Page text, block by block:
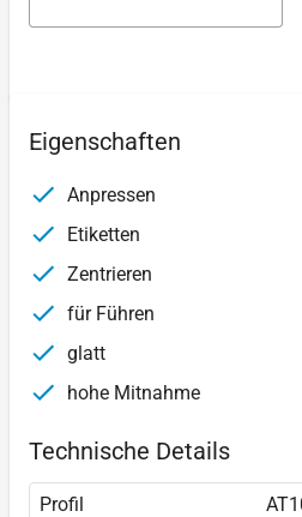
Eigenschaften
Anpressen
Etiketten
Zentrieren
für Führen
glatt
hohe Mitnahme
Technische Details
Profil